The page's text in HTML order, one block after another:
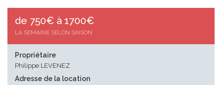
de 750€ à 1700€
LA SEMAINE SELON SAISON
Propriétaire
Philippe LEVENEZ
Adresse de la location